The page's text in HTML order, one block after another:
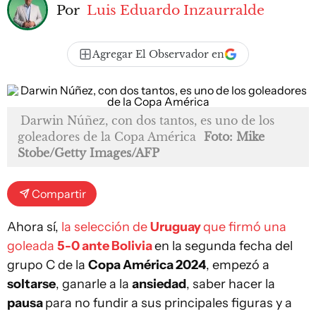
Por Luis Eduardo Inzaurralde
Agregar El Observador en
Darwin Núñez, con dos tantos, es uno de los
goleadores de la Copa América Foto: Mike
Stobe/Getty Images/AFP
Compartir
Ahora sí, la selección deUruguayque firmó una
goleada 5-0 ante Boliviaen la segunda fecha del
grupo C de la Copa América 2024, empezó a
soltarse, ganarle a la ansiedad, saber hacer la
pausapara no fundir a sus principales figuras y a